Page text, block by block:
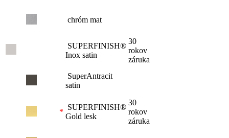
chróm mat
SUPERFINISH®
Inox satin
30
rokov
záruka
SuperAntracit
satin
*
SUPERFINISH®
Gold lesk
30
rokov
záruka